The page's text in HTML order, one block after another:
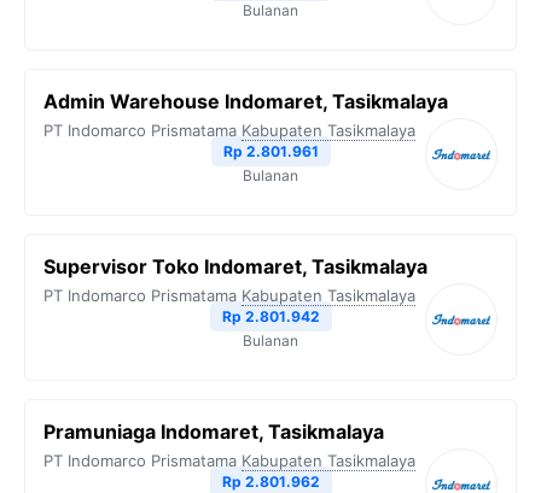
Bulanan
Admin Warehouse Indomaret, Tasikmalaya
PT Indomarco Prismatama Kabupaten Tasikmalaya
Rp 2.801.961
Bulanan
Supervisor Toko Indomaret, Tasikmalaya
PT Indomarco Prismatama Kabupaten Tasikmalaya
Rp 2.801.942
Bulanan
Pramuniaga Indomaret, Tasikmalaya
PT Indomarco Prismatama Kabupaten Tasikmalaya
Rp 2.801.962